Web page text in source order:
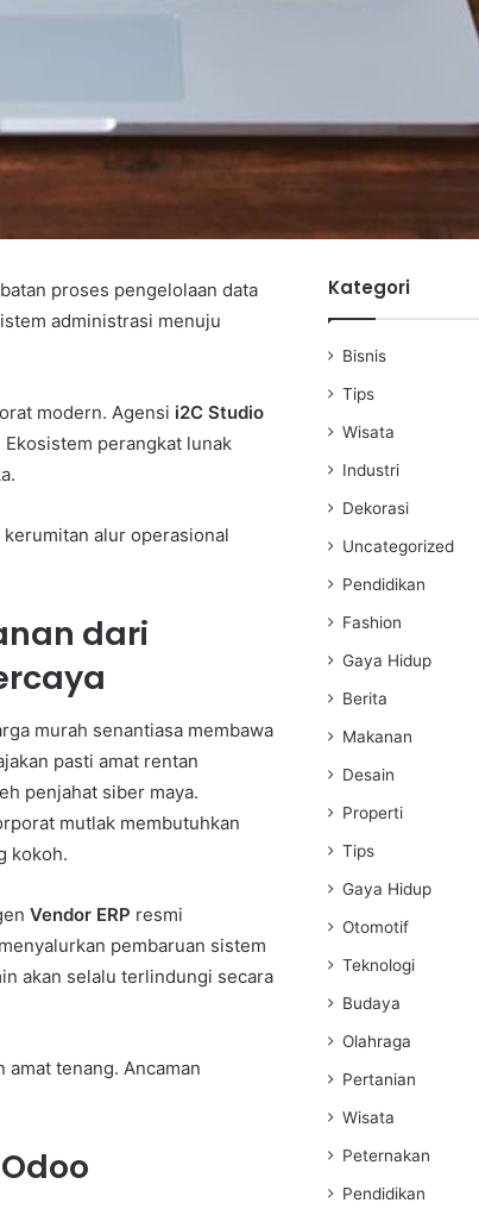
proses pengelolaan data
administrasi menuju
modern. Agensi i2C Studio
perangkat lunak
alur operasional
dari
murah senantiasa membawa
pasti amat rentan
penjahat siber maya.
mutlak membutuhkan
kokoh.
Vendor ERP resmi
pembaruan sistem
akan selalu terlindungi secara
tenang. Ancaman
Kategori
Bisnis
Tips
Wisata
Industri
Dekorasi
Uncategorized
Pendidikan
Fashion
Gaya Hidup
Berita
Makanan
Desain
Properti
Tips
Gaya Hidup
Otomotif
Teknologi
Budaya
Olahraga
Pertanian
Wisata
Peternakan
Pendidikan